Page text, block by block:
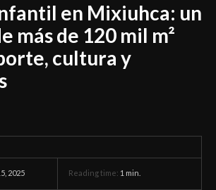
en Mixiuhca: un
más de 120 mil m²
cultura y
2025 Reading time: 1 min.